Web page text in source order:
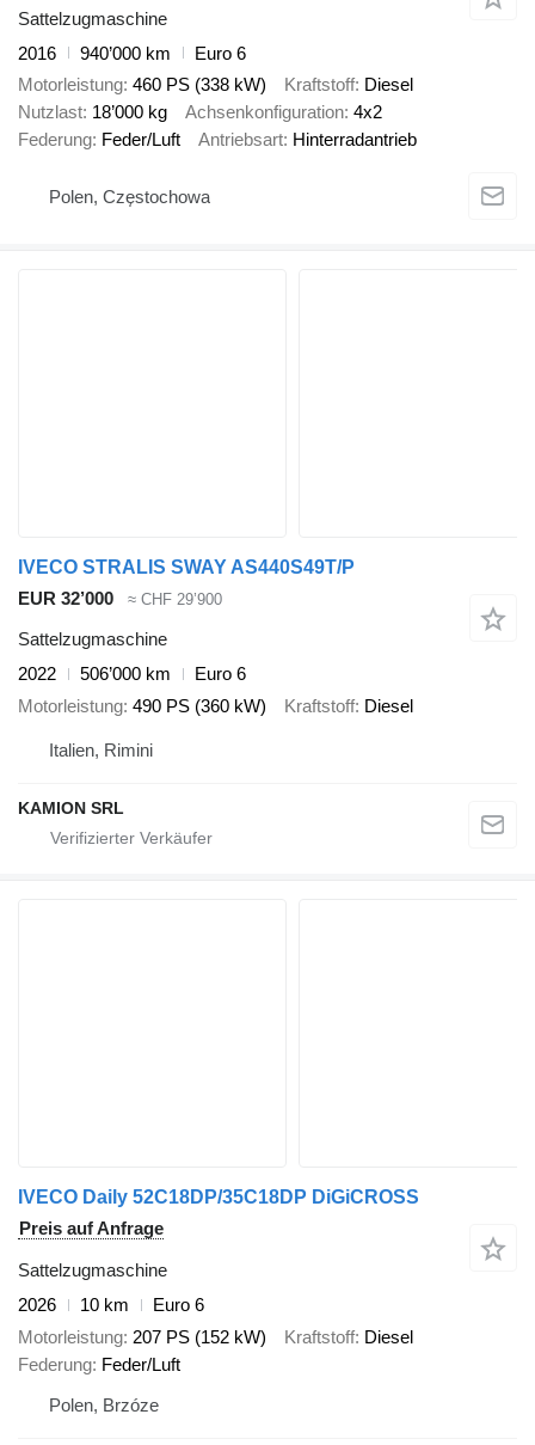
Sattelzugmaschine
2016
940’000 km
Euro 6
Motorleistung 460 PS (338 kW) Kraftstoff Diesel
Nutzlast 18’000 kg Achsenkonfiguration 4x2
Federung Feder/Luft Antriebsart Hinterradantrieb
Polen, Częstochowa
IVECO STRALIS SWAY AS440S49T/P
EUR 32’000
≈ CHF 29’900
Sattelzugmaschine
2022
506’000 km
Euro 6
Motorleistung 490 PS (360 kW) Kraftstoff Diesel
Italien, Rimini
KAMION SRL
IVECO Daily 52C18DP/35C18DP DiGiCROSS
Preis auf Anfrage
Sattelzugmaschine
2026
10 km
Euro 6
Motorleistung 207 PS (152 kW) Kraftstoff Diesel
Federung Feder/Luft
Polen, Brzóze